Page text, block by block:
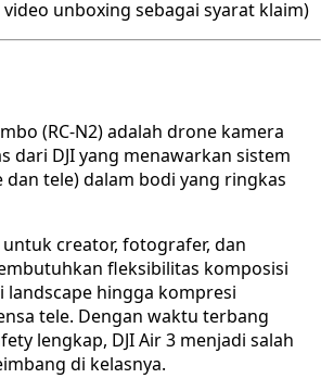
unboxing sebagai syarat klaim)
(RC-N2) adalah drone kamera
dari DJI yang menawarkan sistem
dan tele) dalam bodi yang ringkas
creator, fotografer, dan
fleksibilitas komposisi
landscape hingga kompresi
tele. Dengan waktu terbang
lengkap, DJI Air 3 menjadi salah
di kelasnya.